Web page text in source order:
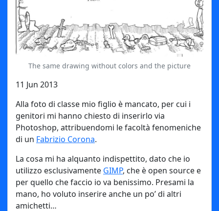
The same drawing without colors and the picture
11 Jun 2013
Alla foto di classe mio figlio è mancato, per cui i
genitori mi hanno chiesto di inserirlo via
Photoshop, attribuendomi le facoltà fenomeniche
di un Fabrizio Corona.
La cosa mi ha alquanto indispettito, dato che io
utilizzo esclusivamente GIMP, che è open source e
per quello che faccio io va benissimo. Presami la
mano, ho voluto inserire anche un po’ di altri
amichetti…